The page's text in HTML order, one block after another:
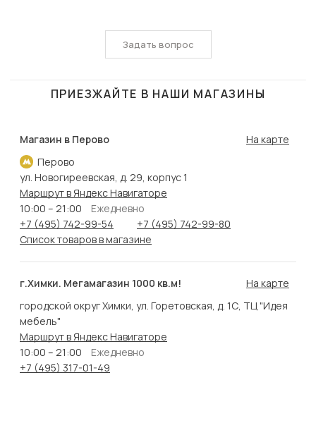
Задать вопрос
ПРИЕЗЖАЙТЕ В НАШИ МАГАЗИНЫ
Магазин в Перово
Перово
На карте
ул. Новогиреевская, д. 29, корпус 1
Маршрут в Яндекс Навигаторе
10:00 – 21:00
Ежедневно
+7 (495) 742-99-54
+7 (495) 742-99-80
Список товаров в магазине
г.Химки. Мегамагазин 1000 кв.м!
На карте
городской округ Химки, ул. Горетовская, д. 1С, ТЦ "Идея
мебель"
Маршрут в Яндекс Навигаторе
10:00 – 21:00
Ежедневно
+7 (495) 317-01-49